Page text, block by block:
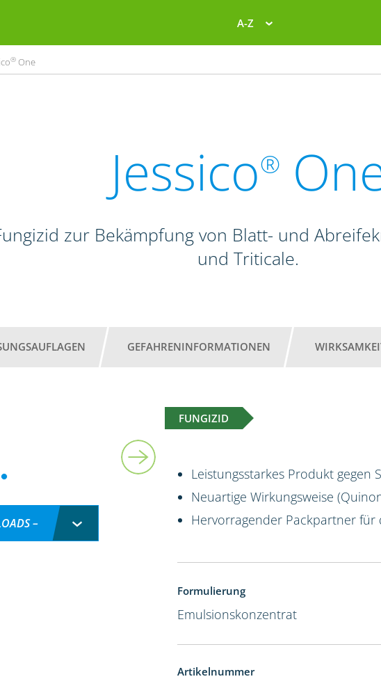
A-Z
® One
Jessico®
zur Bekämpfung von Blatt- und
und Triticale.
GEFAHRENINFORMATIONEN
FUNGIZID
–
Leistungsstarkes Produkt
Neuartige Wirkungsweise
Hervorragender Packpartner
Formulierung
Emulsionskonzentrat
Artikelnummer